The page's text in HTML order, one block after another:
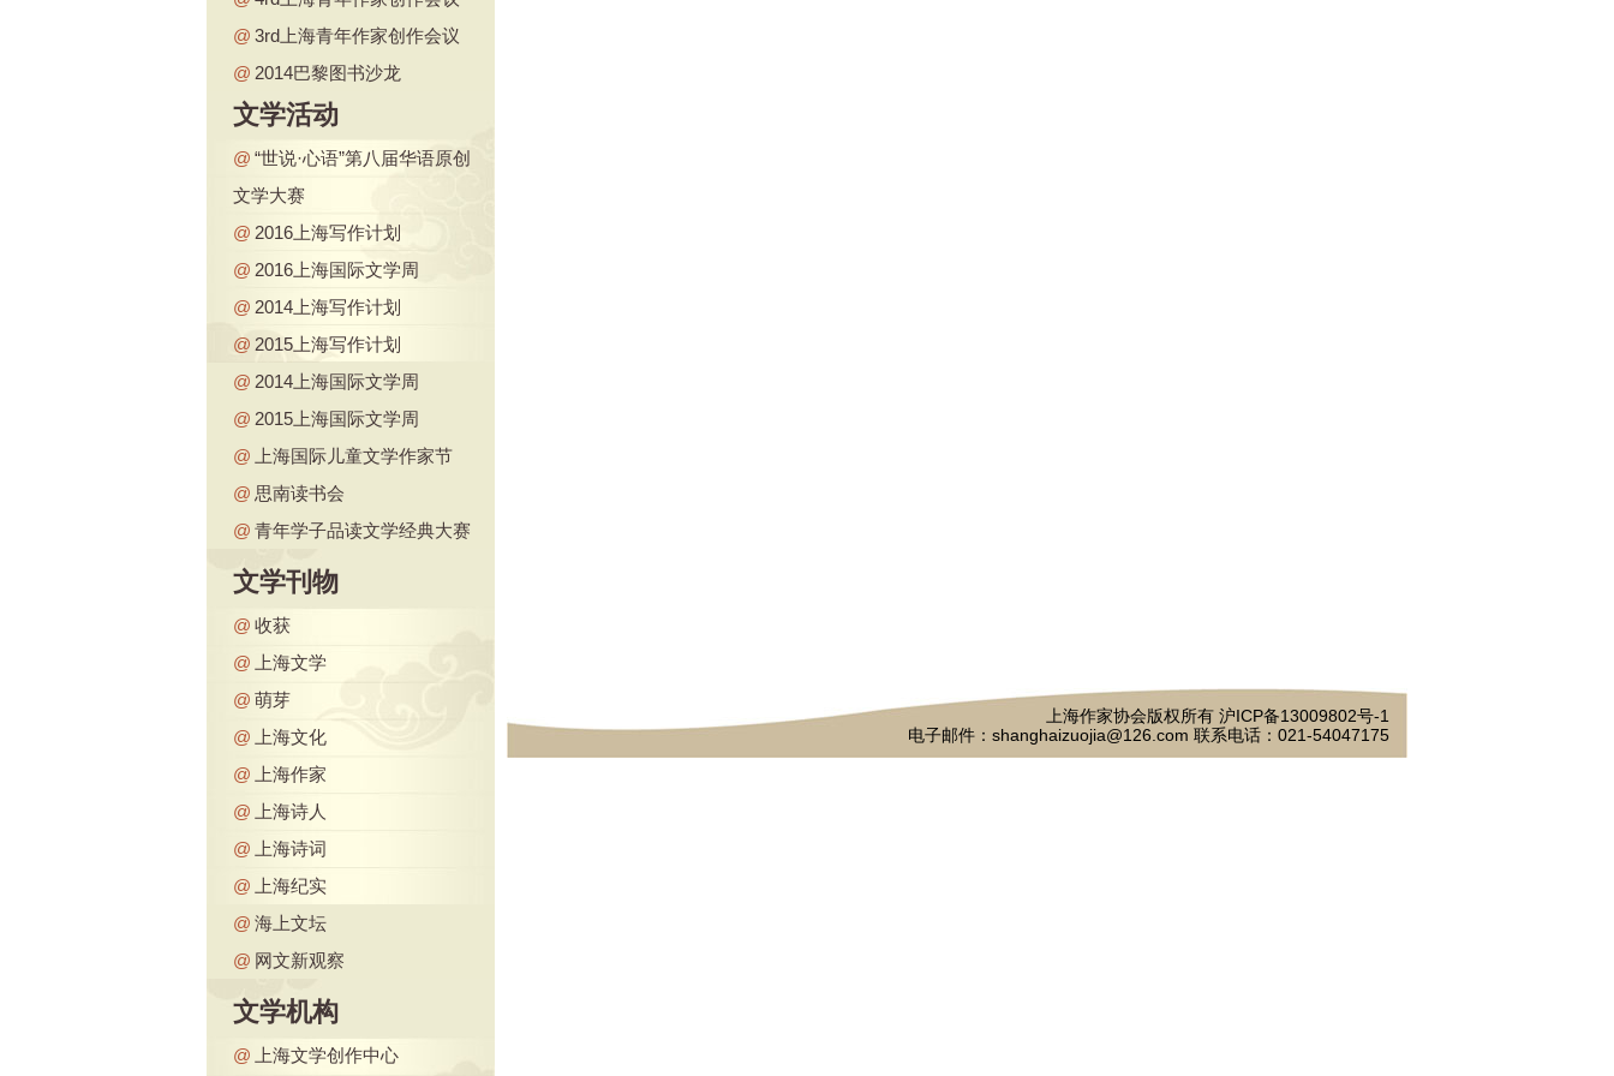
@ 3rd上海青年作家创作会议
@ 2014巴黎图书沙龙
文学活动
@ “世说·心语”第八届华语原创
文学大赛
@ 2016上海写作计划
@ 2016上海国际文学周
@ 2014上海写作计划
@ 2015上海写作计划
@ 2014上海国际文学周
@ 2015上海国际文学周
@
上海国际儿童文学作家节
@ 思南读书会
@ 青年学子品读文学经典大赛
文学刊物
@ 收获
@
上海文学
@ 萌芽
@
上海文化
@
上海作家
@
上海诗人
@
上海诗词
@
上海纪实
@ 海上文坛
@ 网文新观察
文学机构
@ 上海文学创作中心
上海作家协会版权所有 沪ICP备13009802号-1
电子邮件：shanghaizuojia@126.com 联系电话：021-54047175